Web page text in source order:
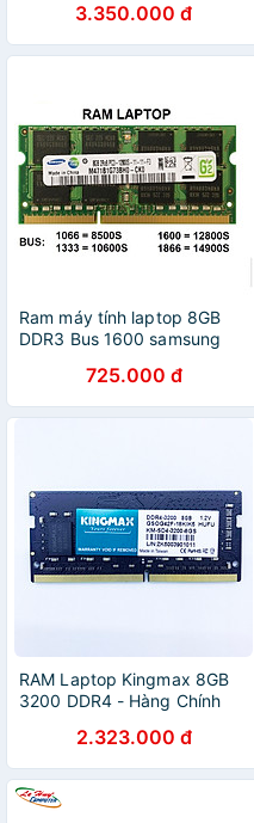
2133/2400/3200, Hoạt
Động Ổn Định - Hàng chính
hãng
3.350.000 đ
Ram máy tính laptop 8GB
DDR3 Bus 1600 samsung
hệ 1, 2 - Hàng chính hãng
725.000 đ
RAM Laptop Kingmax 8GB
3200 DDR4 - Hàng Chính
2.323.000 đ